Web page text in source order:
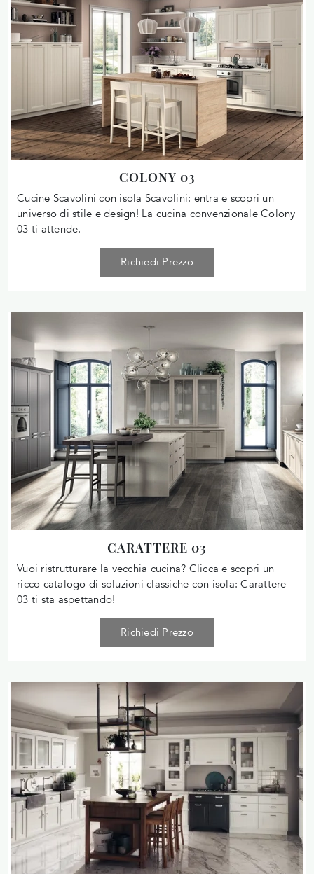
COLONY 03
Cucine Scavolini con isola Scavolini: entra e scopri un
universo di stile e design! La cucina convenzionale Colony
03 ti attende.
Richiedi Prezzo
CARATTERE 03
Vuoi ristrutturare la vecchia cucina? Clicca e scopri un
ricco catalogo di soluzioni classiche con isola: Carattere
03 ti sta aspettando!
Richiedi Prezzo